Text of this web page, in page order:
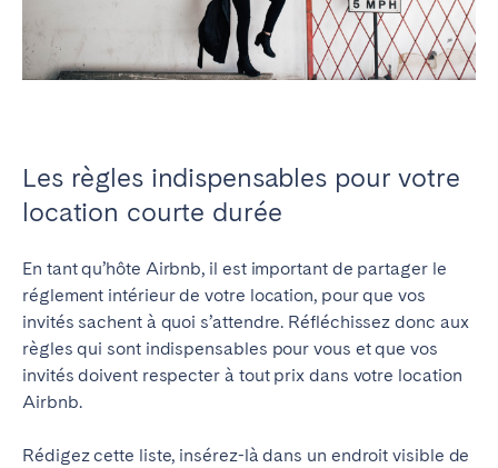
Les règles indispensables pour votre
location courte durée
En tant qu’hôte Airbnb, il est important de partager le
réglement intérieur de votre location, pour que vos
invités sachent à quoi s’attendre. Réfléchissez donc aux
règles qui sont indispensables pour vous et que vos
invités doivent respecter à tout prix dans votre location
Airbnb.
Rédigez cette liste, insérez-là dans un endroit visible de